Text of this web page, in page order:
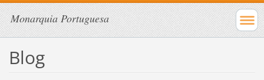
Monarquia Portuguesa
Blog